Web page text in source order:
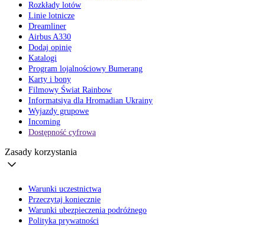
Rozkłady lotów
Linie lotnicze
Dreamliner
Airbus A330
Dodaj opinię
Katalogi
Program lojalnościowy Bumerang
Karty i bony
Filmowy Świat Rainbow
Informatsiya dla Hromadian Ukrainy
Wyjazdy grupowe
Incoming
Dostępność cyfrowa
Zasady korzystania
Warunki uczestnictwa
Przeczytaj koniecznie
Warunki ubezpieczenia podróżnego
Polityka prywatności